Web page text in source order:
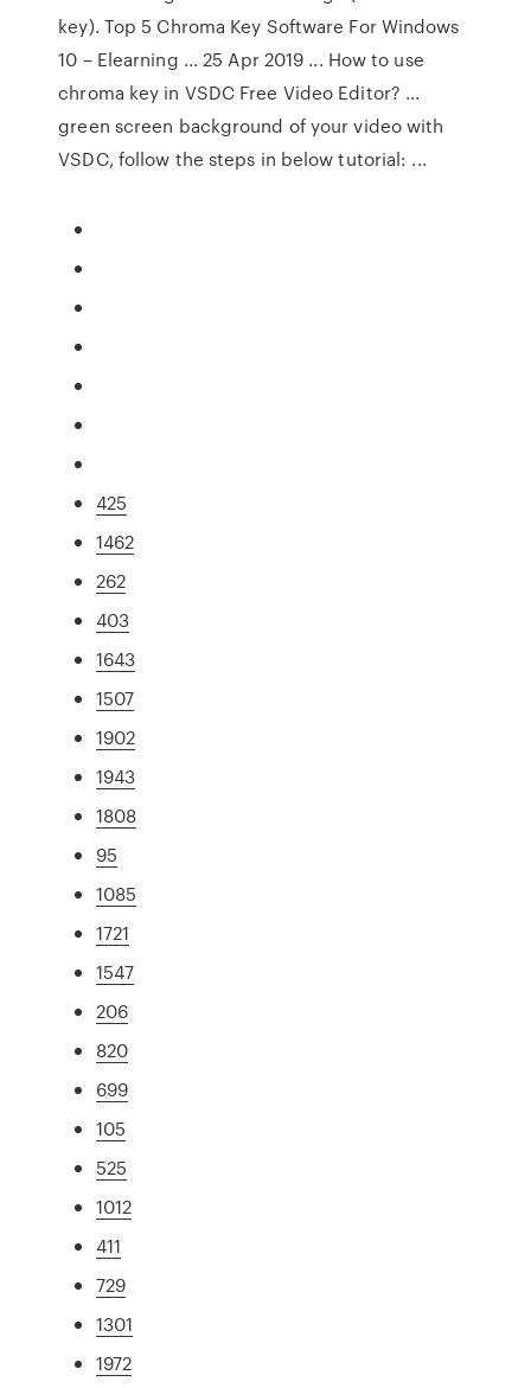
key). Top 5 Chroma Key Software For Windows
10 – Elearning ... 25 Apr 2019 ... How to use
chroma key in VSDC Free Video Editor? ...
green screen background of your video with
VSDC, follow the steps in below tutorial: ...
425
1462
262
403
1643
1507
1902
1943
1808
95
1085
1721
1547
206
820
699
105
525
1012
411
729
1301
1972